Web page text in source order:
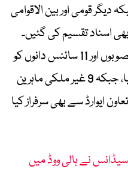
قومی اور بین الاقوامی
اسناد تقسیم کی گئیں۔
اس سال مجموعی طور پر 258 منصوبوں اور 11 سائنس دانوں کو
مختلف قومی اعزازات سے نوازا گیا، جبکہ 9 غیر ملکی ماہرین
ایوارڈ سے بھی سرفراز کیا
نے ہالی ووڈ میں